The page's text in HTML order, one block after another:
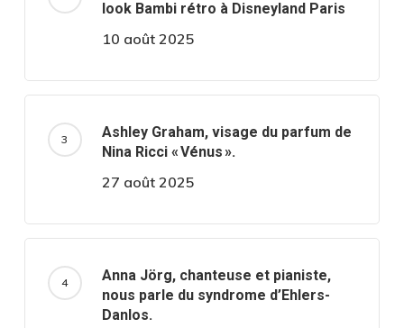
look Bambi rétro à Disneyland Paris
10 août 2025
Ashley Graham, visage du parfum de
Nina Ricci « Vénus ».
27 août 2025
Anna Jörg, chanteuse et pianiste,
nous parle du syndrome d’Ehlers-
Danlos.